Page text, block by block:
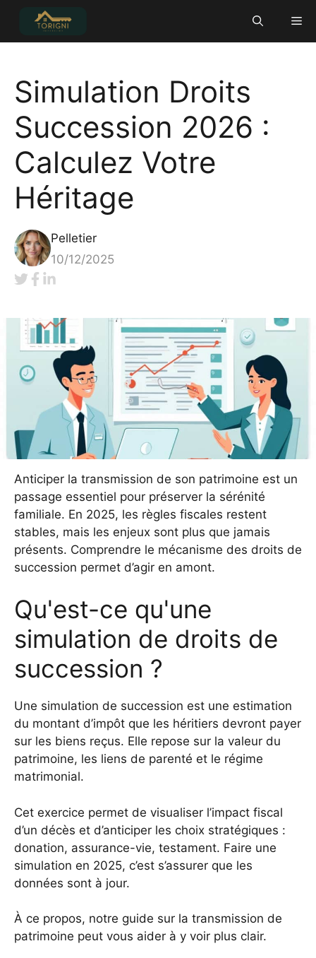
contenu
Simulation Droits
Succession 2026 :
Calculez Votre
Héritage
Pelletier
10/12/2025
Anticiper la transmission de son patrimoine est un
passage essentiel pour préserver la sérénité
familiale. En 2025, les règles fiscales restent
stables, mais les enjeux sont plus que jamais
présents. Comprendre le mécanisme des droits de
succession permet d’agir en amont.
Qu'est-ce qu'une
simulation de droits de
succession ?
Une simulation de succession est une estimation
du montant d’impôt que les héritiers devront payer
sur les biens reçus. Elle repose sur la valeur du
patrimoine, les liens de parenté et le régime
matrimonial.
Cet exercice permet de visualiser l’impact fiscal
d’un décès et d’anticiper les choix stratégiques :
donation, assurance-vie, testament. Faire une
simulation en 2025, c’est s’assurer que les
données sont à jour.
À ce propos, notre guide sur la transmission de
patrimoine peut vous aider à y voir plus clair.